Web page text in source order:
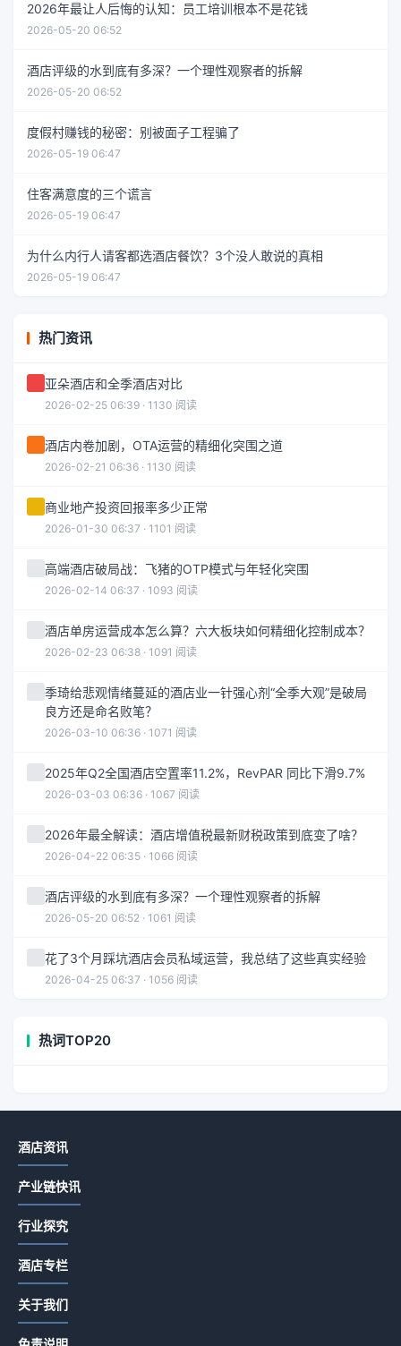
2026年最让人后悔的认知：员工培训根本不是花钱
2026-05-20 06:52
酒店评级的水到底有多深？一个理性观察者的拆解
2026-05-20 06:52
度假村赚钱的秘密：别被面子工程骗了
2026-05-19 06:47
住客满意度的三个谎言
2026-05-19 06:47
为什么内行人请客都选酒店餐饮？3个没人敢说的真相
2026-05-19 06:47
热门资讯
亚朵酒店和全季酒店对比
2026-02-25 06:39 · 1130 阅读
酒店内卷加剧，OTA运营的精细化突围之道
2026-02-21 06:36 · 1130 阅读
商业地产投资回报率多少正常
2026-01-30 06:37 · 1101 阅读
高端酒店破局战：飞猪的OTP模式与年轻化突围
2026-02-14 06:37 · 1093 阅读
酒店单房运营成本怎么算？六大板块如何精细化控制成本？
2026-02-23 06:38 · 1091 阅读
季琦给悲观情绪蔓延的酒店业一针强心剂“全季大观”是破局
良方还是命名败笔？
2026-03-10 06:36 · 1071 阅读
2025年Q2全国酒店空置率11.2%，RevPAR 同比下滑9.7%
2026-03-03 06:36 · 1067 阅读
2026年最全解读：酒店增值税最新财税政策到底变了啥？
2026-04-22 06:35 · 1066 阅读
酒店评级的水到底有多深？一个理性观察者的拆解
2026-05-20 06:52 · 1061 阅读
花了3个月踩坑酒店会员私域运营，我总结了这些真实经验
2026-04-25 06:37 · 1056 阅读
热词TOP20
酒店资讯
产业链快讯
行业探究
酒店专栏
关于我们